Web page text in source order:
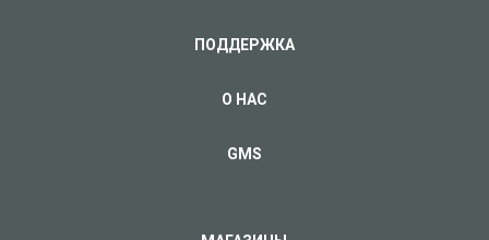
ПОДДЕРЖКА
О НАС
GMS